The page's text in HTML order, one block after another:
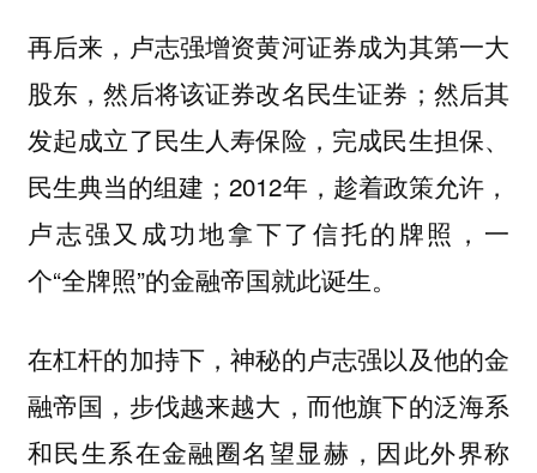
再后来，卢志强增资黄河证券成为其第一大
股东，然后将该证券改名民生证券；然后其
发起成立了民生人寿保险，完成民生担保、
民生典当的组建；2012年，趁着政策允许，
卢志强又成功地拿下了信托的牌照，一
个“全牌照”的金融帝国就此诞生。
在杠杆的加持下，神秘的卢志强以及他的金
融帝国，步伐越来越大，而他旗下的泛海系
和民生系在金融圈名望显赫，因此外界称